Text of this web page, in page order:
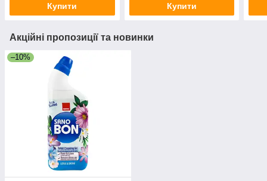
Купити Купити
Акційні пропозиції та новинки
–10%